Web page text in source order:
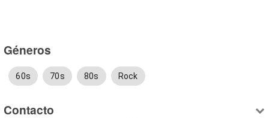
Géneros
60s 70s 80s Rock
Contacto